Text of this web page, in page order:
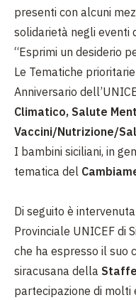
presenti con alcuni
solidarietà negli eventi
“Esprimi un desiderio
Le Tematiche
Anniversario
Climatico, Salute
Vaccini/Nutrizione/
I bambini siciliani, in
tematica del
Di seguito è
Provinciale UNICEF di
che ha espresso il suo
siracusana della
partecipazione di molti